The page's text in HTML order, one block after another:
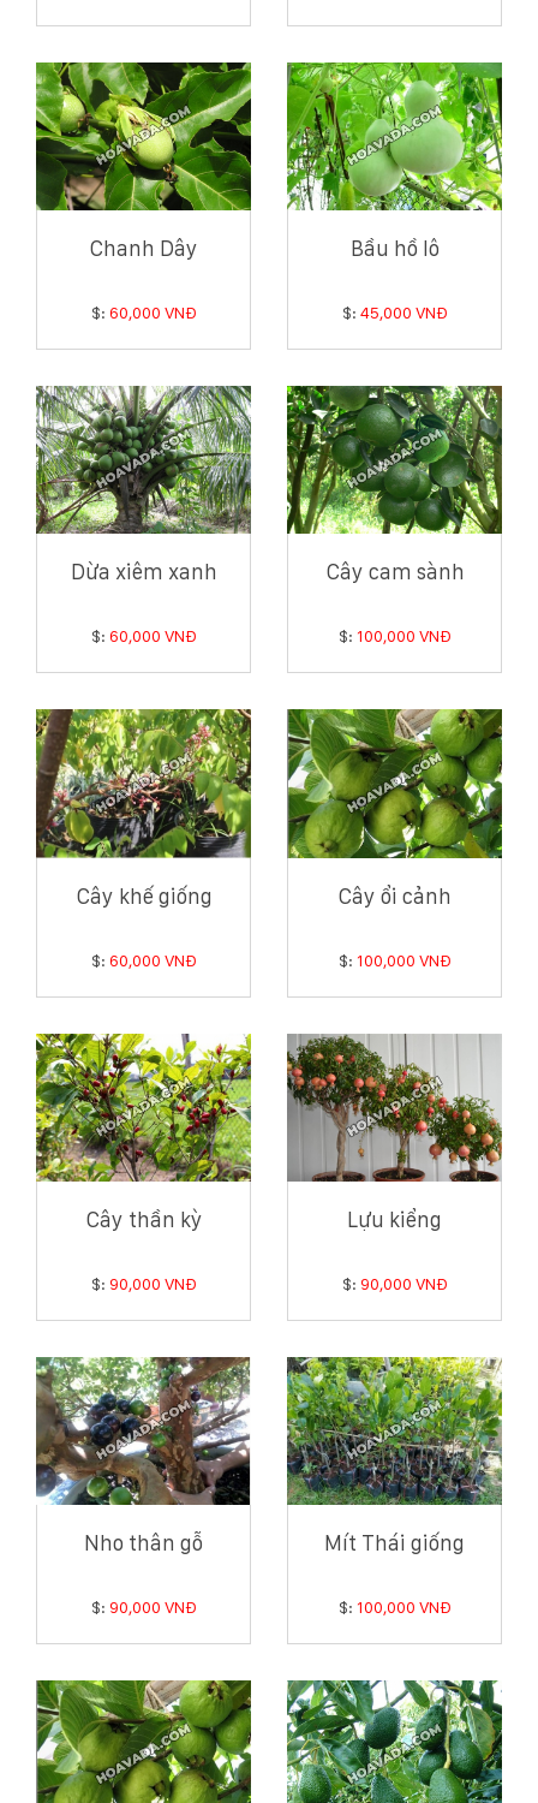
Chanh Dây
$: 60,000 VNĐ
Bầu hồ lô
$: 45,000 VNĐ
Dừa xiêm xanh
$: 60,000 VNĐ
Cây cam sành
$: 100,000 VNĐ
Cây khế giống
$: 60,000 VNĐ
Cây ổi cảnh
$: 100,000 VNĐ
Cây thần kỳ
$: 90,000 VNĐ
Lựu kiểng
$: 90,000 VNĐ
Nho thân gỗ
$: 90,000 VNĐ
Mít Thái giống
$: 100,000 VNĐ